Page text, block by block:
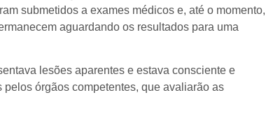
submetidos a exames médicos e, até o momento,
aguardando os resultados para uma
lesões aparentes e estava consciente e
órgãos competentes, que avaliarão as